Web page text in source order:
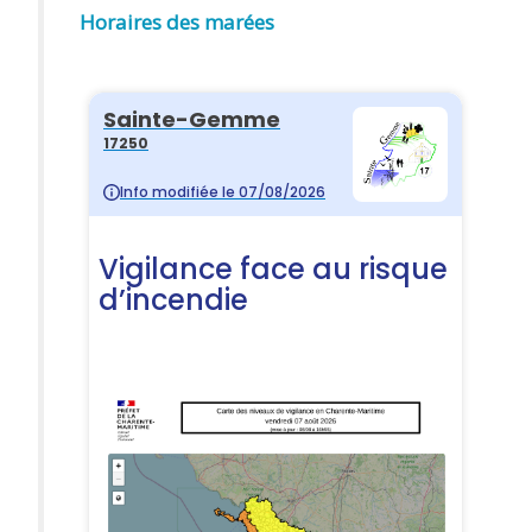
Horaires des marées